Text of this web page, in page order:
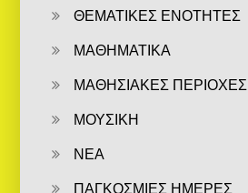
ΘΕΜΑΤΙΚΕΣ ΕΝΟΤΗΤΕΣ
ΜΑΘΗΜΑΤΙΚΑ
ΜΑΘΗΣΙΑΚΕΣ ΠΕΡΙΟΧΕΣ
ΜΟΥΣΙΚΗ
ΝΕΑ
ΠΑΓΚΟΣΜΙΕΣ ΗΜΕΡΕΣ